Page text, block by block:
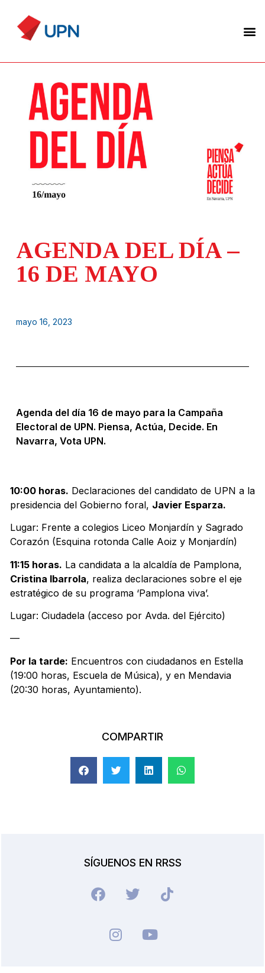
AGENDA DEL DÍA –
16 DE MAYO
mayo 16, 2023
Agenda del día 16 de mayo para la Campaña
Electoral de UPN. Piensa, Actúa, Decide. En
Navarra, Vota UPN.
10:00 horas. Declaraciones del candidato de UPN a la
presidencia del Gobierno foral, Javier Esparza.
Lugar: Frente a colegios Liceo Monjardín y Sagrado
Corazón (Esquina rotonda Calle Aoiz y Monjardín)
11:15 horas. La candidata a la alcaldía de Pamplona,
Cristina Ibarrola, realiza declaraciones sobre el eje
estratégico de su programa ‘Pamplona viva’.
Lugar: Ciudadela (acceso por Avda. del Ejército)
—
Por la tarde: Encuentros con ciudadanos en Estella
(19:00 horas, Escuela de Música), y en Mendavia
(20:30 horas, Ayuntamiento).
COMPARTIR
SÍGUENOS EN RRSS